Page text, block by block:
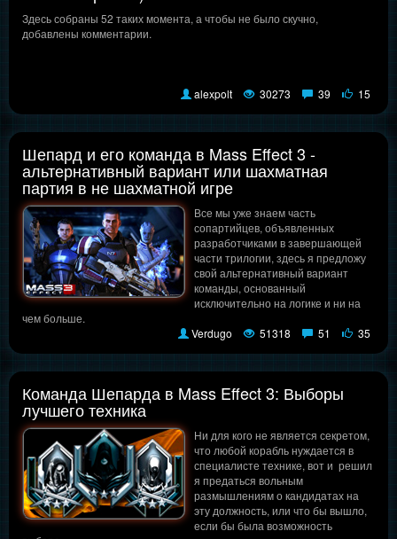
Здесь собраны 52 таких момента, а чтобы не было скучно,
добавлены комментарии.
alexpolt 30273 39 15
Шепард и его команда в Mass Effect 3 -
альтернативный вариант или шахматная
партия в не шахматной игре
Все мы уже знаем часть
сопартийцев, объявленных
разработчиками в завершающей
части трилогии, здесь я предложу
свой альтернативный вариант
команды, основанный
исключительно на логике и ни на
чем больше.
Verdugo
51318 51 35
Команда Шепарда в Mass Effect 3: Выборы
лучшего техника
Ни для кого не является секретом,
что любой корабль нуждается в
специалисте технике, вот и решил
я предаться вольным
размышлениям о кандидатах на
эту должность, или что бы вышло,
если бы была возможность